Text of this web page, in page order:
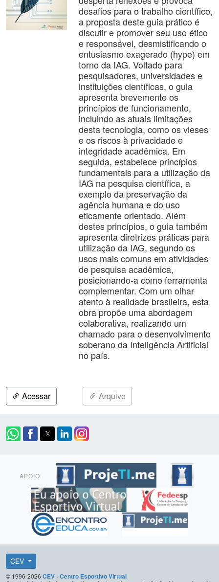
desafios para o trabalho científico,
a proposta deste guia prático é
discutir e promover seu uso ético
e responsável, desmistificando o
entusiasmo exagerado (hype) em
torno da IAG. Voltado para
pesquisadores, universidades e
instituições científicas, o guia
apresenta brevemente os
princípios de funcionamento,
incluindo as atuais limitações
desta tecnologia, como os vieses
e os riscos à privacidade e
integridade acadêmica. Em
seguida, estabelece princípios
fundamentais para a utilização da
IAG na pesquisa científica, a
exemplo da preservação da
agência humana e do uso
eticamente orientado. Além
destes princípios, o guia também
apresenta diretrizes práticas para
utilização da IAG, segundo os
usos mais comuns em atividades
de pesquisa acadêmica,
posicionando-a como ferramenta
complementar. Com um olhar
atento à realidade brasileira, esta
obra propõe uma abordagem
colaborativa, realizando um
chamado para o desenvolvimento
soberano da Inteligência Artificial
no país.
Acessar Arquivo
APOIO
CEV
© 1996-2026 CEV - Centro Esportivo Virtual